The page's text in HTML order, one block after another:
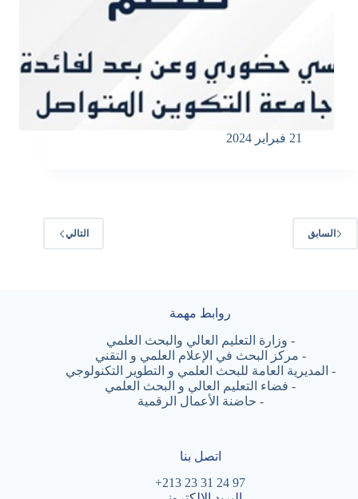
21 فبراير 2024
السابق التالي
روابط مهمة
- وزارة التعليم العالي والبحث العلمي
- مركز البحث في الإعلام العلمي و التقني
- المديرية العامة للبحث العلمي و التطوير التكنولوجي
- فضاء التعليم العالي و البحث العلمي
- حاضنة الأعمال الرقمية
اتصل بنا
97 24 31 23 213+